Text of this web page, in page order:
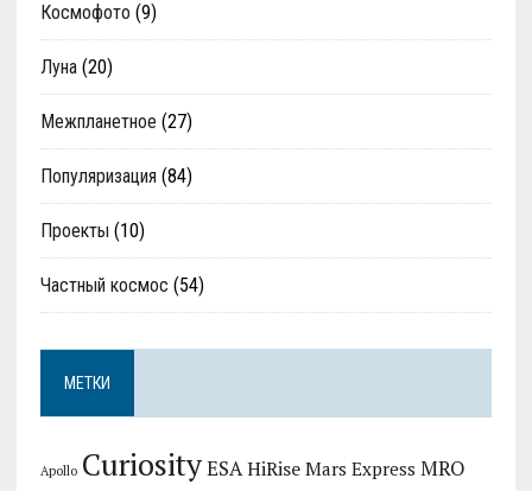
Космофото (9)
Луна(20)
Межпланетное (27)
Популяризация (84)
Проекты (10)
Частный космос (54)
МЕТКИ
Apollo Curiosity ESA HiRise Mars Express MRO